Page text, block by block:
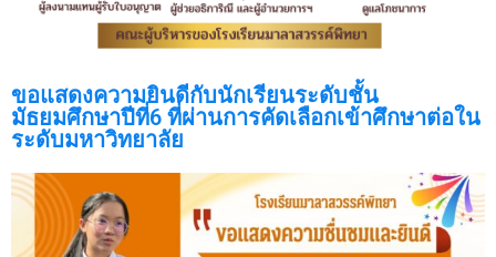
ขอแสดงความยินดีกับนักเรียนระดับชั้น
มัธยมศึกษาปีที่6 ที่ผ่านการคัดเลือกเข้าศึกษาต่อใน
ระดับมหาวิทยาลัย